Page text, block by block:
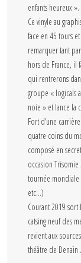
enfants heureux ».
Ce vinyle au
face en 45 tours
remarquer tant
hors de France, il
qui rentrerons
groupe « logicals
noie » et lance la
Fort d’une
quatre coins du
composé en
occasion
tournée mondiale
etc…)
Courant 2019 sort
catsing neuf des
revient aux
théâtre de Denain .